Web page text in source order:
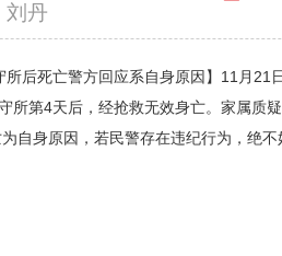
丹
所后死亡警方回应系自身原因】11月21
所第4天后，经抢救无效身亡。家属质
自身原因，若民警存在违纪行为，绝不